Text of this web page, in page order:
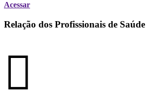
Acessar
Relação dos Profissionais de Saúde